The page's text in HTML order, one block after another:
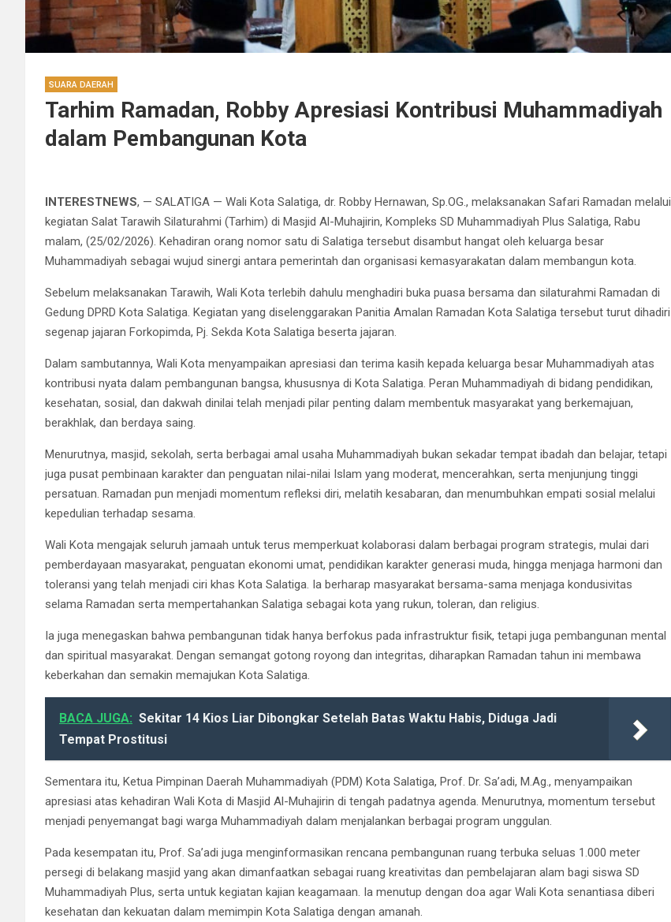
SUARA DAERAH
Tarhim Ramadan, Robby Apresiasi Kontribusi Muhammadiyah
dalam Pembangunan Kota
INTERESTNEWS, — SALATIGA — Wali Kota Salatiga, dr. Robby Hernawan, Sp.OG., melaksanakan Safari Ramadan melalui
kegiatan Salat Tarawih Silaturahmi (Tarhim) di Masjid Al-Muhajirin, Kompleks SD Muhammadiyah Plus Salatiga, Rabu
malam, (25/02/2026). Kehadiran orang nomor satu di Salatiga tersebut disambut hangat oleh keluarga besar
Muhammadiyah sebagai wujud sinergi antara pemerintah dan organisasi kemasyarakatan dalam membangun kota.
Sebelum melaksanakan Tarawih, Wali Kota terlebih dahulu menghadiri buka puasa bersama dan silaturahmi Ramadan di
Gedung DPRD Kota Salatiga. Kegiatan yang diselenggarakan Panitia Amalan Ramadan Kota Salatiga tersebut turut dihadiri
segenap jajaran Forkopimda, Pj. Sekda Kota Salatiga beserta jajaran.
Dalam sambutannya, Wali Kota menyampaikan apresiasi dan terima kasih kepada keluarga besar Muhammadiyah atas
kontribusi nyata dalam pembangunan bangsa, khususnya di Kota Salatiga. Peran Muhammadiyah di bidang pendidikan,
kesehatan, sosial, dan dakwah dinilai telah menjadi pilar penting dalam membentuk masyarakat yang berkemajuan,
berakhlak, dan berdaya saing.
Menurutnya, masjid, sekolah, serta berbagai amal usaha Muhammadiyah bukan sekadar tempat ibadah dan belajar, tetapi
juga pusat pembinaan karakter dan penguatan nilai-nilai Islam yang moderat, mencerahkan, serta menjunjung tinggi
persatuan. Ramadan pun menjadi momentum refleksi diri, melatih kesabaran, dan menumbuhkan empati sosial melalui
kepedulian terhadap sesama.
Wali Kota mengajak seluruh jamaah untuk terus memperkuat kolaborasi dalam berbagai program strategis, mulai dari
pemberdayaan masyarakat, penguatan ekonomi umat, pendidikan karakter generasi muda, hingga menjaga harmoni dan
toleransi yang telah menjadi ciri khas Kota Salatiga. Ia berharap masyarakat bersama-sama menjaga kondusivitas
selama Ramadan serta mempertahankan Salatiga sebagai kota yang rukun, toleran, dan religius.
Ia juga menegaskan bahwa pembangunan tidak hanya berfokus pada infrastruktur fisik, tetapi juga pembangunan mental
dan spiritual masyarakat. Dengan semangat gotong royong dan integritas, diharapkan Ramadan tahun ini membawa
keberkahan dan semakin memajukan Kota Salatiga.
BACA JUGA: Sekitar 14 Kios Liar Dibongkar Setelah Batas Waktu Habis, Diduga Jadi
Tempat Prostitusi
Sementara itu, Ketua Pimpinan Daerah Muhammadiyah (PDM) Kota Salatiga, Prof. Dr. Sa’adi, M.Ag., menyampaikan
apresiasi atas kehadiran Wali Kota di Masjid Al-Muhajirin di tengah padatnya agenda. Menurutnya, momentum tersebut
menjadi penyemangat bagi warga Muhammadiyah dalam menjalankan berbagai program unggulan.
Pada kesempatan itu, Prof. Sa’adi juga menginformasikan rencana pembangunan ruang terbuka seluas 1.000 meter
persegi di belakang masjid yang akan dimanfaatkan sebagai ruang kreativitas dan pembelajaran alam bagi siswa SD
Muhammadiyah Plus, serta untuk kegiatan kajian keagamaan. Ia menutup dengan doa agar Wali Kota senantiasa diberi
kesehatan dan kekuatan dalam memimpin Kota Salatiga dengan amanah.